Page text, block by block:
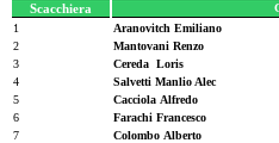
Scacchiera
1
Aranovitch Emiliano
2
Mantovani Renzo
3
Cereda Loris
4
Salvetti Manlio Alec
5
Cacciola Alfredo
6
Farachi Francesco
7
Colombo Alberto